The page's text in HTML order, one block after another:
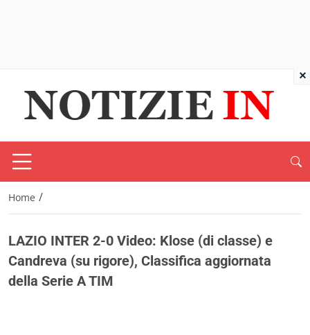
Home /
LAZIO INTER 2-0 Video: Klose (di classe) e
Candreva (su rigore), Classifica aggiornata
della Serie A TIM
×